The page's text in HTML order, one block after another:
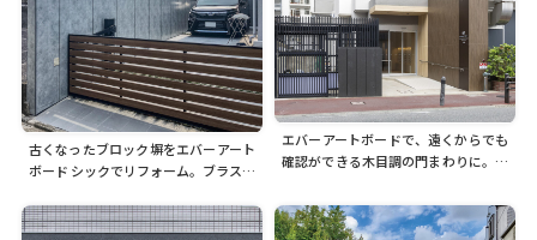
古くなったブロック塀をエバーアート
ボード シックでリフォーム。ブラスタ
エバーアートボードで、遠くからでも
確認ができる木目調の門まわりに。ア
相性よく収まります